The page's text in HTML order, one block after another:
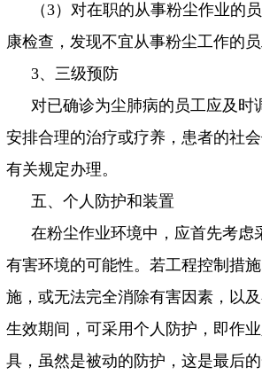
（3）对在职的从事粉尘作业的
康检查，发现不宜从事粉尘工作的员
3、三级预防
对已确诊为尘肺病的员工应及时
安排合理的治疗或疗养，患者的社
有关规定办理。
五、个人防护和装置
在粉尘作业环境中，应首先考虑
有害环境的可能性。若工程控制措
施，或无法完全消除有害因素，以
生效期间，可采用个人防护，即作
具，虽然是被动的防护，这是最后的